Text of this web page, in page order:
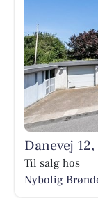
Danevej
Til salg hos
Nybolig